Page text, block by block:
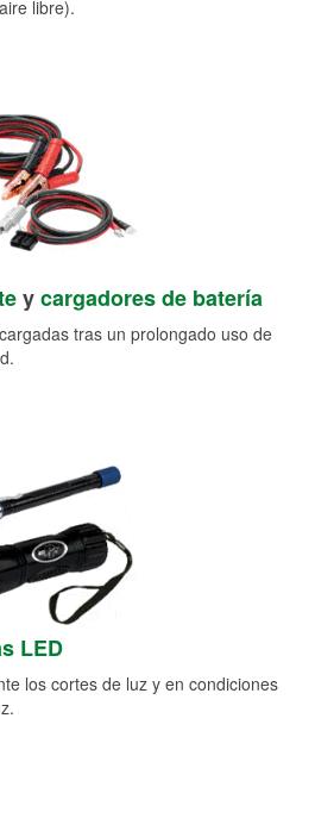
libre).
ycargadores de batería
tras un prolongado uso de
LED
los cortes de luz y en condiciones